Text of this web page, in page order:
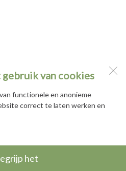
van cookies
functionele en anonieme
correct te laten werken en
het